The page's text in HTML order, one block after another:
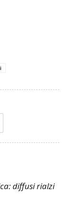
diffusi rialzi